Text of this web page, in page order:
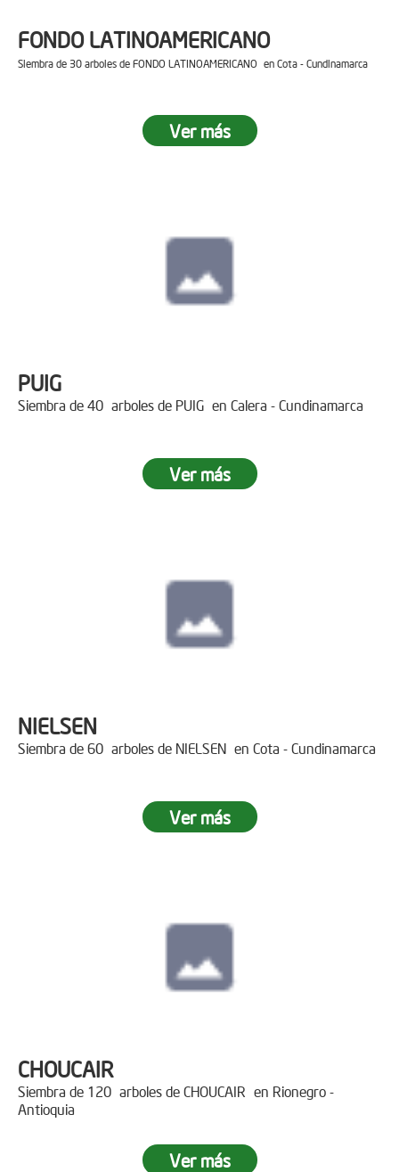
FONDO LATINOAMERICANO
Siembra de 30 arboles de FONDO LATINOAMERICANO en Cota - Cundinamarca
Ver más
PUIG
Siembra de 40 arboles de PUIG en Calera - Cundinamarca
Ver más
NIELSEN
Siembra de 60 arboles de NIELSEN en Cota - Cundinamarca
Ver más
CHOUCAIR
Siembra de 120 arboles de CHOUCAIR en Rionegro -
Antioquia
Ver más